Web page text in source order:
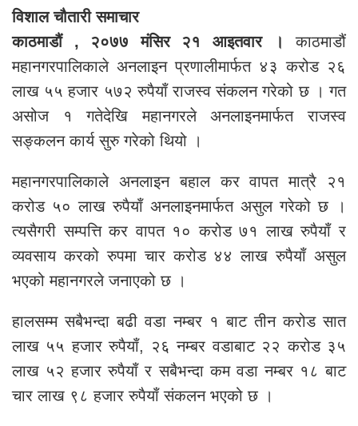
विशाल चौतारी समाचार
काठमाडौं , २०७७ मंसिर २१ आइतवार ।काठमाडौं
महानगरपालिकाले अनलाइन प्रणालीमार्फत ४३ करोड २६
लाख ५५ हजार ५७२ रुपैयाँ राजस्व संकलन गरेको छ । गत
असोज १ गतेदेखि महानगरले अनलाइनमार्फत राजस्व
सङ्कलन कार्य सुरु गरेको थियो ।
महानगरपालिकाले अनलाइन बहाल कर वापत मात्रै २१
करोड ५० लाख रुपैयाँ अनलाइनमार्फत असुल गरेको छ ।
त्यसैगरी सम्पत्ति कर वापत १० करोड ७१ लाख रुपैयाँ र
व्यवसाय करको रुपमा चार करोड ४४ लाख रुपैयाँ असुल
भएको महानगरले जनाएको छ ।
हालसम्म सबैभन्दा बढी वडा नम्बर १ बाट तीन करोड सात
लाख ५५ हजार रुपैयाँ, २६ नम्बर वडाबाट २२ करोड ३५
लाख ५२ हजार रुपैयाँ र सबैभन्दा कम वडा नम्बर १८ बाट
चार लाख ९८ हजार रुपैयाँ संकलन भएको छ ।